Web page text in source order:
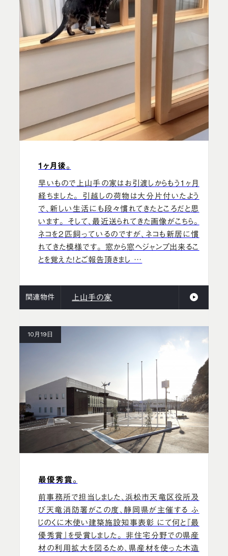
1ヶ月後。
早いもので上山手の家はお引渡しからもう1ヶ月
経ちました。 引越しの荷物は大分片付いたよう
で、新しい生活にも段々慣れてきたところだと思
います。 そして、最近送られてきた画像がこちら。
ネコを2匹飼っているのですが、ネコも新居に慣
れてきた模様です。 窓から窓へジャンプ出来るこ
とを覚えた！とご報告頂きまし …
関連物件 上山手の家
10月19日
最優秀賞。
前事務所で担当しました、浜松市天竜区役所及
び天竜消防署がこの度、静岡県が主催する ふ
じのくに木使い建築施設知事表彰 にて何と『最
優秀賞』を受賞しました。 非住宅分野での県産
材の利用拡大を図るため、県産材を使った木造